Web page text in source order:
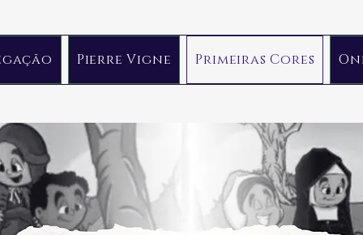
Pierre Vigne Primeiras Cores